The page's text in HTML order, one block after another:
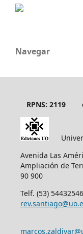
Navegar
RPNS: 2119
Avenida Las
Ampliación de
90 900
Telf. (53)